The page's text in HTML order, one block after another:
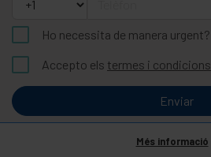
Ho necessita de manera urgent?
Accepto els termes i condicions
Enviar
Més informació